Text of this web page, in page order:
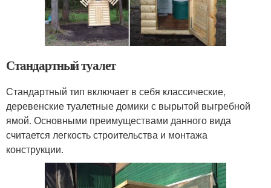
Стандартный туалет
Стандартный тип включает в себя классические,
деревенские туалетные домики с вырытой выгребной
ямой. Основными преимуществами данного вида
считается легкость строительства и монтажа
конструкции.